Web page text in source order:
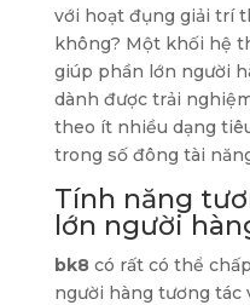
với hoạt đụng giải trí
không? Một khối hệ
giúp phần lớn người
dành được trải
theo ít nhiều dạng
trong số đông tài
Tính năng
lớn người
bk8có rất có thể
người hàng tương tác